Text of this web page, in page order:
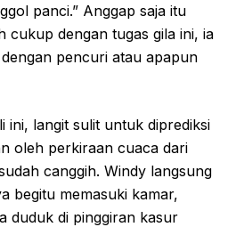
panci.” Anggap saja itu
cukup dengan tugas gila ini, ia
pencuri atau apapun
ini, langit sulit untuk diprediksi
oleh perkiraan cuaca dari
canggih. Windy langsung
begitu memasuki kamar,
duduk di pinggiran kasur